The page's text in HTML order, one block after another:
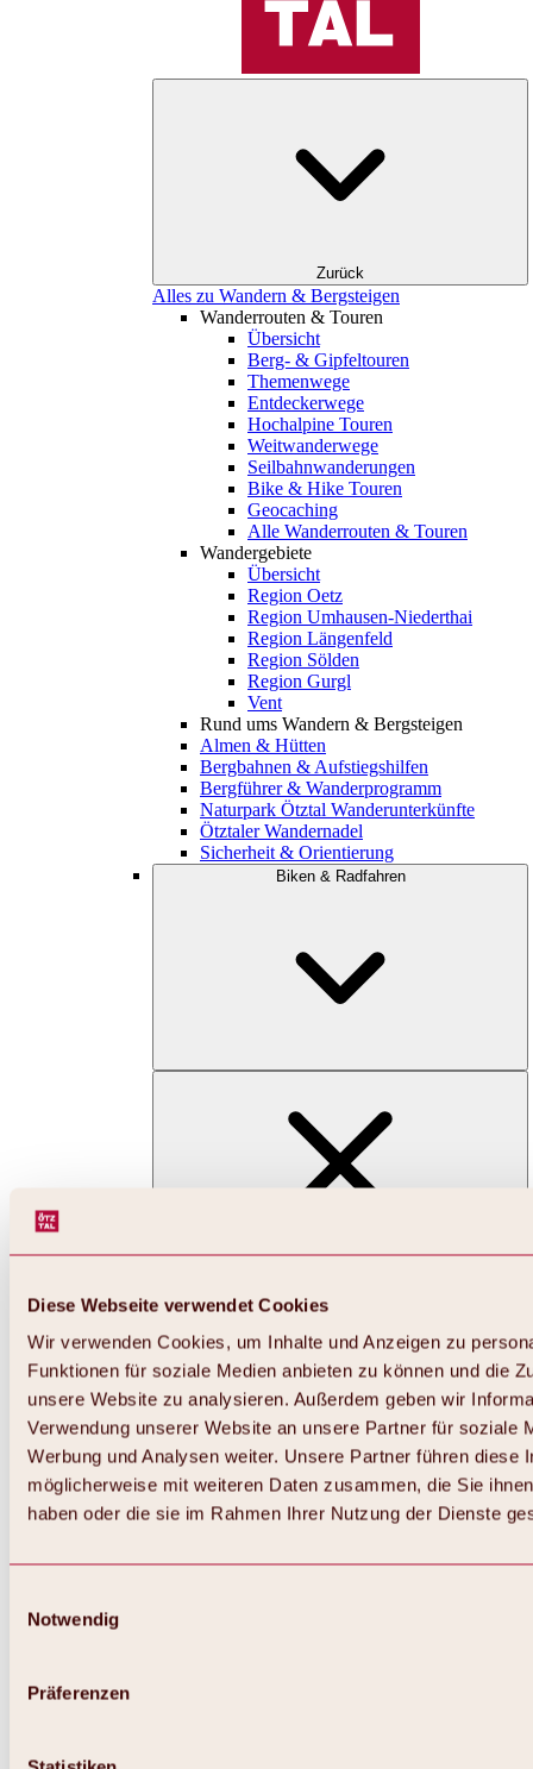
Diese Webseite verwendet Cookies
Wir verwenden Cookies, um Inhalte und Anzeigen zu
Funktionen für soziale Medien anbieten zu können und die
unsere Website zu analysieren. Außerdem geben wir
Verwendung unserer Website an unsere Partner für soziale
Werbung und Analysen weiter. Unsere Partner führen diese
möglicherweise mit weiteren Daten zusammen, die Sie
haben oder die sie im Rahmen Ihrer Nutzung der Dienste
Notwendig
Präferenzen
Zurück
Alles zu Wandern & Bergsteigen
Wanderrouten & Touren
Übersicht
Berg- & Gipfeltouren
Themenwege
Entdeckerwege
Hochalpine Touren
Weitwanderwege
Seilbahnwanderungen
Bike & Hike Touren
Geocaching
Alle Wanderrouten & Touren
Wandergebiete
Übersicht
Region Oetz
Region Umhausen-Niederthai
Region Längenfeld
Region Sölden
Region Gurgl
Vent
Rund ums Wandern & Bergsteigen
Almen & Hütten
Bergbahnen & Aufstiegshilfen
Bergführer & Wanderprogramm
Naturpark Ötztal Wanderunterkünfte
Ötztaler Wandernadel
Sicherheit & Orientierung
Biken & Radfahren